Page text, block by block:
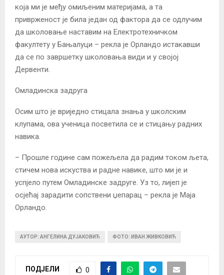
која ми је међу омиљеним материјама, а та
приврженост је била један од фактора да се одлучим
да школовање наставим на Електротехничком
факултету у Бањалуци – рекла је Орландо истакавши
да се по завршетку школовања види и у својој
Дервенти.
Омладинска задруга
Осим што је вриједно стицала знања у школским
клупама, ова ученица посветила се и стицању радних
навика.
– Прошле године сам пожељела да радим током љета,
стичем нова искуства и радне навике, што ми је и
успјело путем Омладинске задруге. Уз то, лијеп је
осјећај зарадити сопствени џепарац – рекла је Маја
Орландо.
АУТОР: АНГЕЛИНА ДУЈАКОВИЋ ФОТО: ИВАН ЖИВКОВИЋ
ПОДЈЕЛИ 0